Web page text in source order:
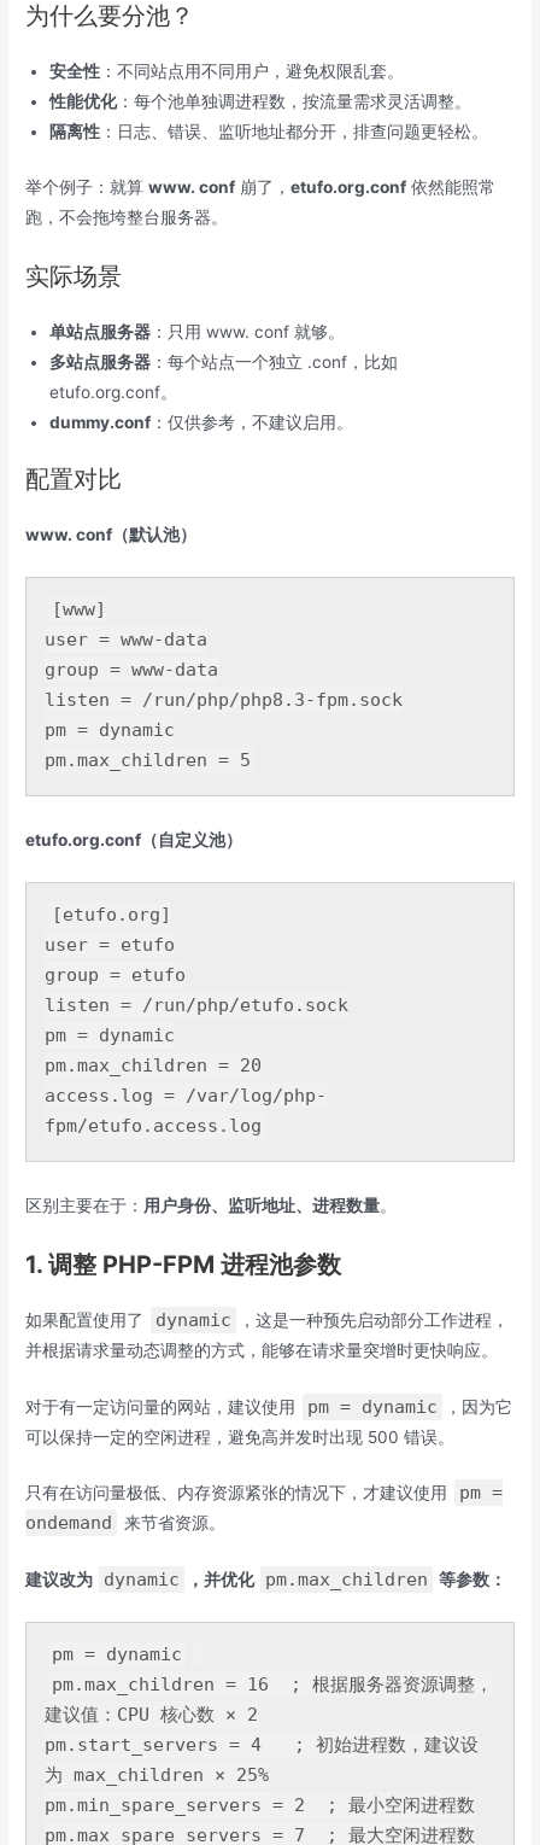
为什么要分池？
安全性 ：不同站点用不同用户，避免权限乱套。
性能优化：每个池单独调进程数，按流量需求灵活调整。
隔离性 ：日志、错误、监听地址都分开，排查问题更轻松。
举个例子：就算www. conf 崩了，etufo.org.conf 依然能照常
跑，不会拖垮整台服务器。
实际场景
单站点服务器 ：只用 www. conf 就够。
多站点服务器 ：每个站点一个独立 .conf，比如
etufo.org.conf。
dummy.conf ：仅供参考，不建议启用。
配置对比
www. conf（默认池）
user = www-data
group = www-data
listen = /run/php/php8. 3-fpm.sock
pm = dynamic
pm.max_children = 5
etufo.org.conf（自定义池）
[etufo.org]
user = etufo
group = etufo
listen = /run/php/etufo .sock
pm = dynamic
pm.max_children = 20
access .log = /var/log/php-
fpm/etufo .access .log
区别主要在于： 用户身份、监听地址、进程数量。
1. 调整 PHP-FPM 进程池参数
如果配置使用了 dynamic
，这是一种预先启动部分工作进程，
并根据请求量动态调整的方式，能够在请求量突增时更快响应。
对于有一定访问量的网站，建议使用 pm = dynamic
，因为它
可以保持一定的空闲进程，避免高并发时出现 500 错误。
只有在访问量极低、内存资源紧张的情况下，才建议使用
pm =
ondemand
来节省资源。
建议改为 dynamic ，并优化 pm.max_children 等参数：
pm = dynamic
pm.max_children = 16
  ; 根据服务器资源调整，
建议值：CPU 核心数 × 2
pm.start_servers = 4
   ; 初始进程数，建议设
为 max_children × 25%
pm.min_spare_servers = 2
  ; 最小空闲进程数
pm.max_spare_servers = 7
  ; 最大空闲进程数